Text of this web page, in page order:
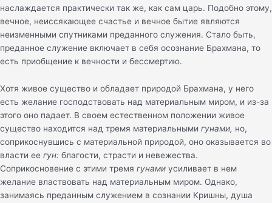
наслаждается практически так же, как сам царь. Подобно этому,
вечное, неиссякающее счастье и вечное бытие являются
неизменными спутниками преданного служения. Стало быть,
преданное служение включает в себя осознание Брахмана, то
есть приобщение к вечности и бессмертию.
Хотя живое существо и обладает природой Брахмана, у него
есть желание господствовать над материальным миром, и из-за
этого оно падает. В своем естественном положении живое
существо находится над тремя материальными гунами, но,
соприкоснувшись с материальной природой, оно оказывается во
власти ее гун: благости, страсти и невежества.
Соприкосновение с этими тремя гунами усиливает в нем
желание властвовать над материальным миром. Однако,
занимаясь преданным служением в сознании Кришны, душа